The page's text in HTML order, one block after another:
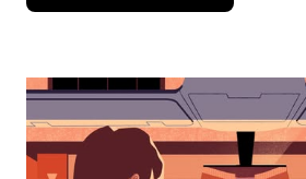
de
de
te
openen